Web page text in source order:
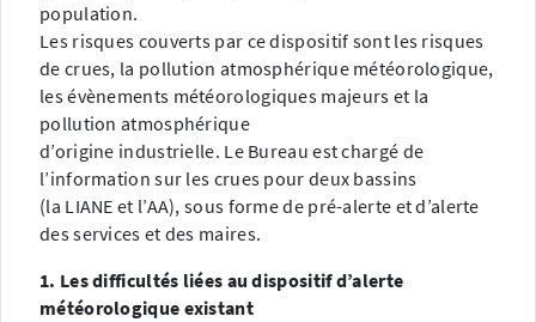
population.
Les risques couverts par ce dispositif sont les risques
de crues, la pollution atmosphérique météorologique,
les évènements météorologiques majeurs et la
pollution atmosphérique
d’origine industrielle. Le Bureau est chargé de
l’information sur les crues pour deux bassins
(la LIANE et l’AA), sous forme de pré-alerte et d’alerte
des services et des maires.
1. Les difficultés liées au dispositif d’alerte
météorologique existant